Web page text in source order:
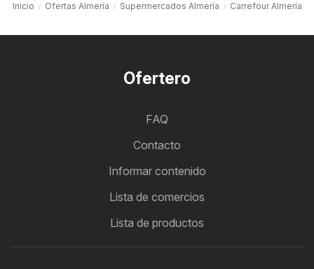
Inicio Ofertas Almería Supermercados Almería Carrefour Almería
Ofertero
FAQ
Contacto
Informar contenido
Lista de comercios
Lista de productos